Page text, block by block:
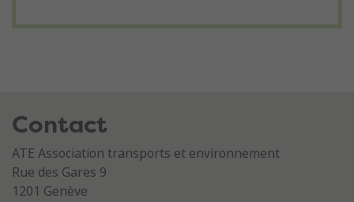
Contact
ATE Association transports et environnement
Rue des Gares 9
1201 Genève